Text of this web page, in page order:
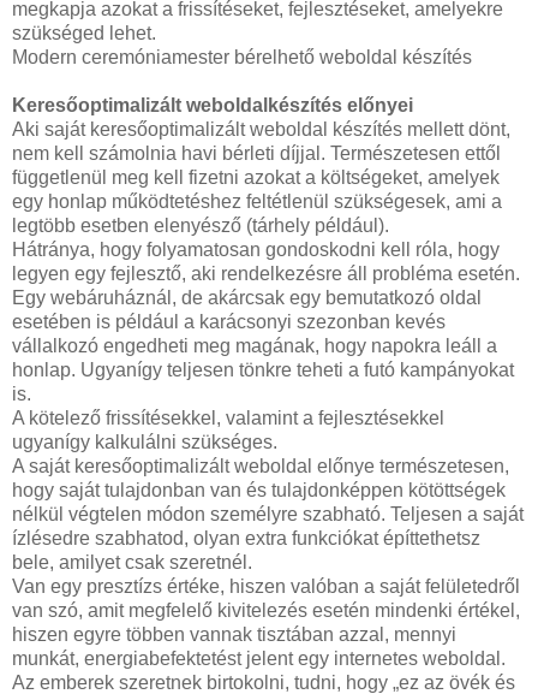
megkapja azokat a frissítéseket, fejlesztéseket, amelyekre
szükséged lehet.
Modern ceremóniamester bérelhető weboldal készítés
Keresőoptimalizált weboldalkészítés előnyei
Aki saját keresőoptimalizált weboldal készítés mellett dönt,
nem kell számolnia havi bérleti díjjal. Természetesen ettől
függetlenül meg kell fizetni azokat a költségeket, amelyek
egy honlap működtetéshez feltétlenül szükségesek, ami a
legtöbb esetben elenyésző (tárhely például).
Hátránya, hogy folyamatosan gondoskodni kell róla, hogy
legyen egy fejlesztő, aki rendelkezésre áll probléma esetén.
Egy webáruháznál, de akárcsak egy bemutatkozó oldal
esetében is például a karácsonyi szezonban kevés
vállalkozó engedheti meg magának, hogy napokra leáll a
honlap. Ugyanígy teljesen tönkre teheti a futó kampányokat
is.
A kötelező frissítésekkel, valamint a fejlesztésekkel
ugyanígy kalkulálni szükséges.
A saját keresőoptimalizált weboldal előnye természetesen,
hogy saját tulajdonban van és tulajdonképpen kötöttségek
nélkül végtelen módon személyre szabható. Teljesen a saját
ízlésedre szabhatod, olyan extra funkciókat építtethetsz
bele, amilyet csak szeretnél.
Van egy presztízs értéke, hiszen valóban a saját felületedről
van szó, amit megfelelő kivitelezés esetén mindenki értékel,
hiszen egyre többen vannak tisztában azzal, mennyi
munkát, energiabefektetést jelent egy internetes weboldal.
Az emberek szeretnek birtokolni, tudni, hogy „ez az övék és